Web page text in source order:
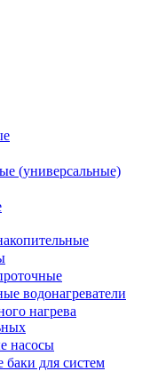
(универсальные)
водонагреватели
нагрева
насосы
для систем